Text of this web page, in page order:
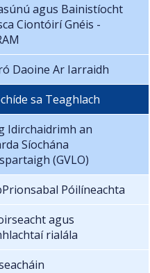
agus Bainistíocht
Ciontóirí Gnéis -
Daoine Ar Iarraidh
sa Teaghlach
Idirchaidrimh an
Síochána
(GVLO)
Póilíneachta
agus
rialála